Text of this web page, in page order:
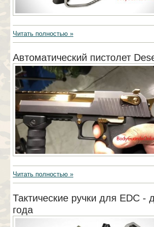
Читать полностью »
Автоматический пистолет
Читать полностью »
Тактические ручки для EDC
года